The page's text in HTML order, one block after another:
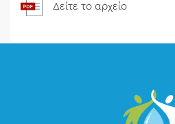
Δείτε το αρχείο